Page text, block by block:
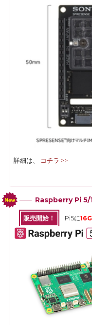
詳細は、 コチラ >>
Raspberry Pi 5/
販売開始！ Pi5に